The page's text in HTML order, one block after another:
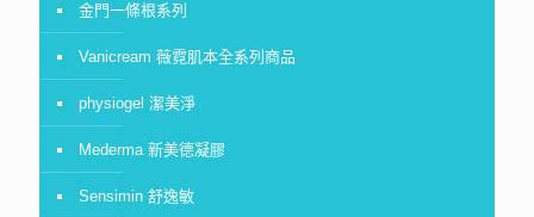
金門一條根系列
Vanicream 薇霓肌本全系列商品
physiogel 潔美淨
Mederma 新美德凝膠
Sensimin 舒逸敏